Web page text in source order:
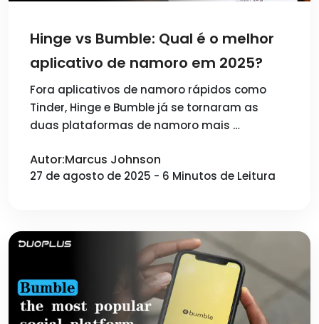
Hinge vs Bumble: Qual é o melhor
aplicativo de namoro em 2025?
Fora aplicativos de namoro rápidos como
Tinder, Hinge e Bumble já se tornaram as
duas plataformas de namoro mais …
Autor:Marcus Johnson
27 de agosto de 2025 - 6 Minutos de Leitura